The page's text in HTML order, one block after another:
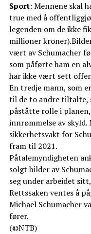
Sport: Mennene skal
true med å
legenden om de ikke
millioner
vært av Schumacher
som påførte ham en
har ikke vært sett
En tredje mann, som
til de to andre tiltalte,
påståtte rolle i
innrømmelse av skyld.
sikkerhetsvakt for
fram til 2021.
Påtalemyndigheten
solgt bilder av
seg under arbeidet
Rettssaken ventes å
Michael Schumacher
fører.
(©NTB)